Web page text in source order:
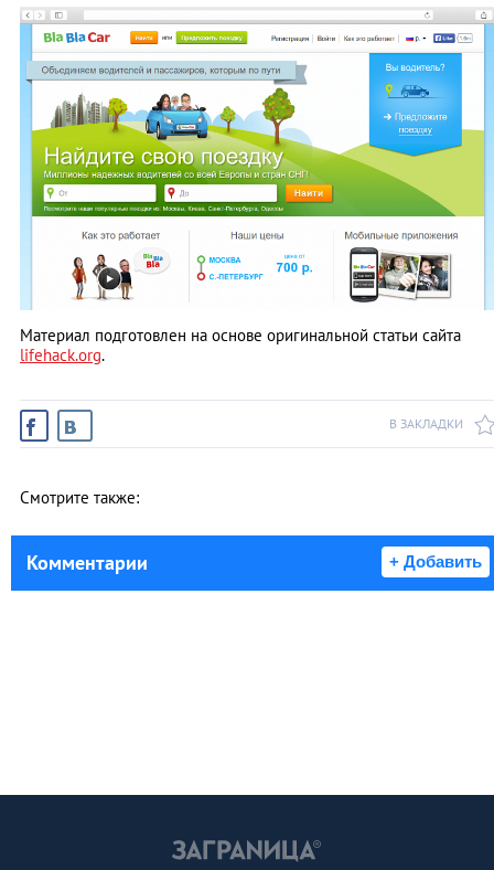
Материал подготовлен на основе оригинальной статьи сайта
lifehack.org.
В ЗАКЛАДКИ
Смотрите также:
Комментарии + Добавить